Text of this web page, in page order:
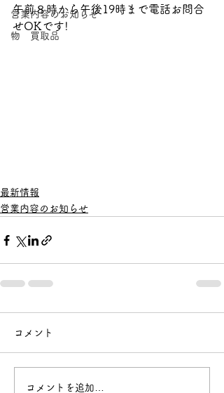
営業内容のお知らせ
物 買取品
午前８時から午後19時まで電話お問合
せOKです!
最新情報
営業内容のお知らせ
コメント
コメントを追加…